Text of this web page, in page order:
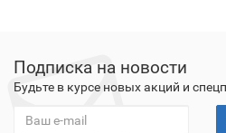
Подписка на новости
Будьте в курсе новых акций и